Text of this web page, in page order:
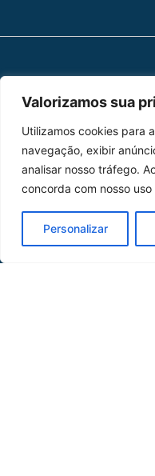
Valorizamos sua
Utilizamos cookies para
navegação, exibir
analisar nosso tráfego.
concorda com nosso
Personalizar